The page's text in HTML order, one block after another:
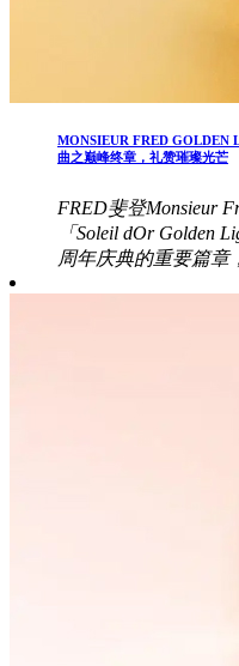
MONSIEUR FRED GOLDEN
曲之巅峰终章，礼赞璀璨光芒
FRED斐登Monsieur
「Soleil dOr Golden
周年庆典的重要篇章